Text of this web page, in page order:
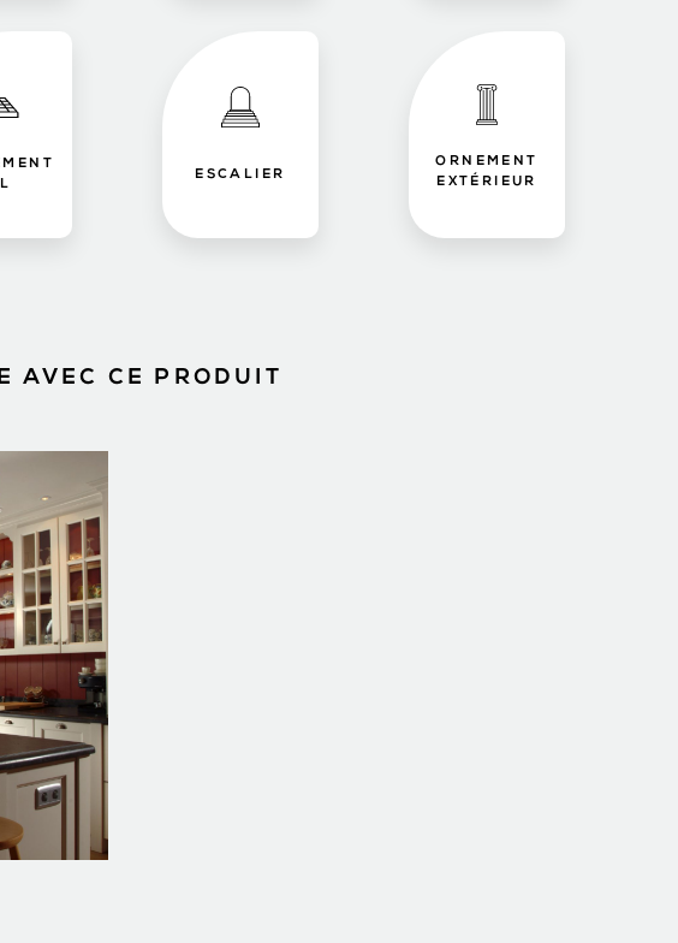
ESCALIER
ORNEMENT
EXTÉRIEUR
AVEC CE PRODUIT